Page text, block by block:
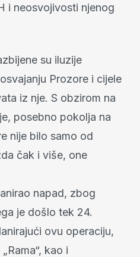
i neosvojivosti njenog
su iluzije
Prozore i cijele
iz nje. S obzirom na
posebno pokolja na
nije bilo samo od
čak i više, one
napad, zbog
je došlo tek 24.
ovu operaciju,
kao i